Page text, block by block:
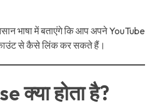
भाषा में बताएंगे कि आप अपने YouTube
से कैसे लिंक कर सकते हैं।
क्या होता है?